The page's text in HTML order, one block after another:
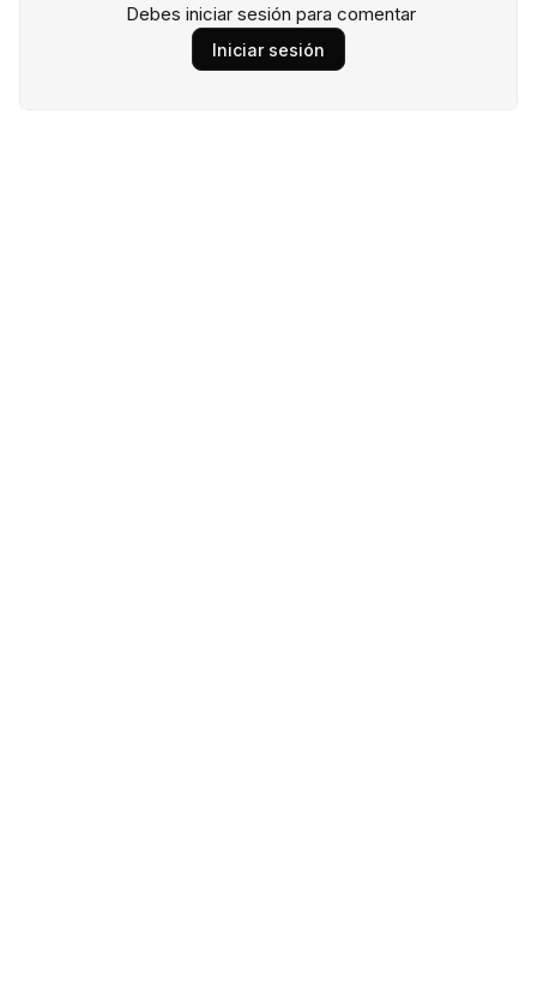
Debes iniciar sesión para comentar
Iniciar sesión